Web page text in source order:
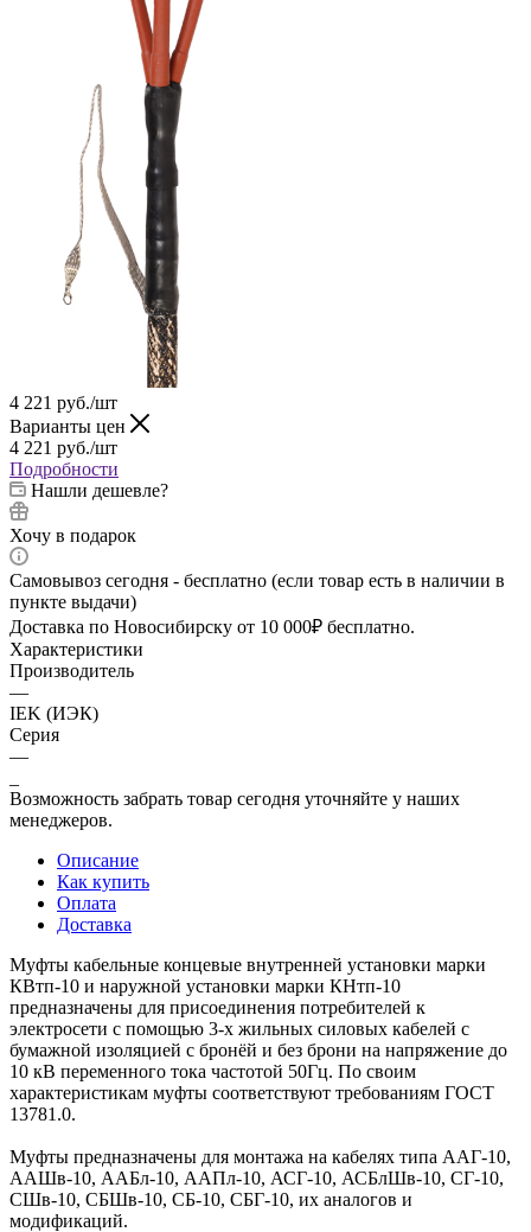
4 221 руб./шт
Варианты цен
4 221 руб./шт
Подробности
Нашли дешевле?
Хочу в подарок
Самовывоз сегодня - бесплатно (если товар есть в наличии в
пункте выдачи)
Доставка по Новосибирску от 10 000₽ бесплатно.
Характеристики
Производитель
—
IEK (ИЭК)
Серия
—
Возможность забрать товар сегодня уточняйте у наших
менеджеров.
Описание
Как купить
Оплата
Доставка
Муфты кабельные концевые внутренней установки марки
КВтп-10 и наружной установки марки КНтп-10
предназначены для присоединения потребителей к
электросети с помощью 3-х жильных силовых кабелей с
бумажной изоляцией с бронёй и без брони на напряжение до
10 кВ переменного тока частотой 50Гц. По своим
характеристикам муфты соответствуют требованиям ГОСТ
13781.0.
Муфты предназначены для монтажа на кабелях типа ААГ-10,
ААШв-10, ААБл-10, ААПл-10, АСГ-10, АСБлШв-10, СГ-10,
СШв-10, СБШв-10, СБ-10, СБГ-10, их аналогов и
модификаций.